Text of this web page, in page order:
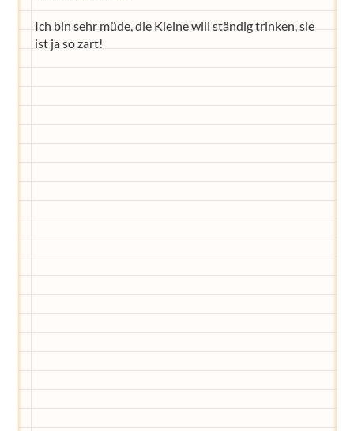
Ich bin sehr müde, die Kleine will ständig trinken, sie
ist ja so zart!